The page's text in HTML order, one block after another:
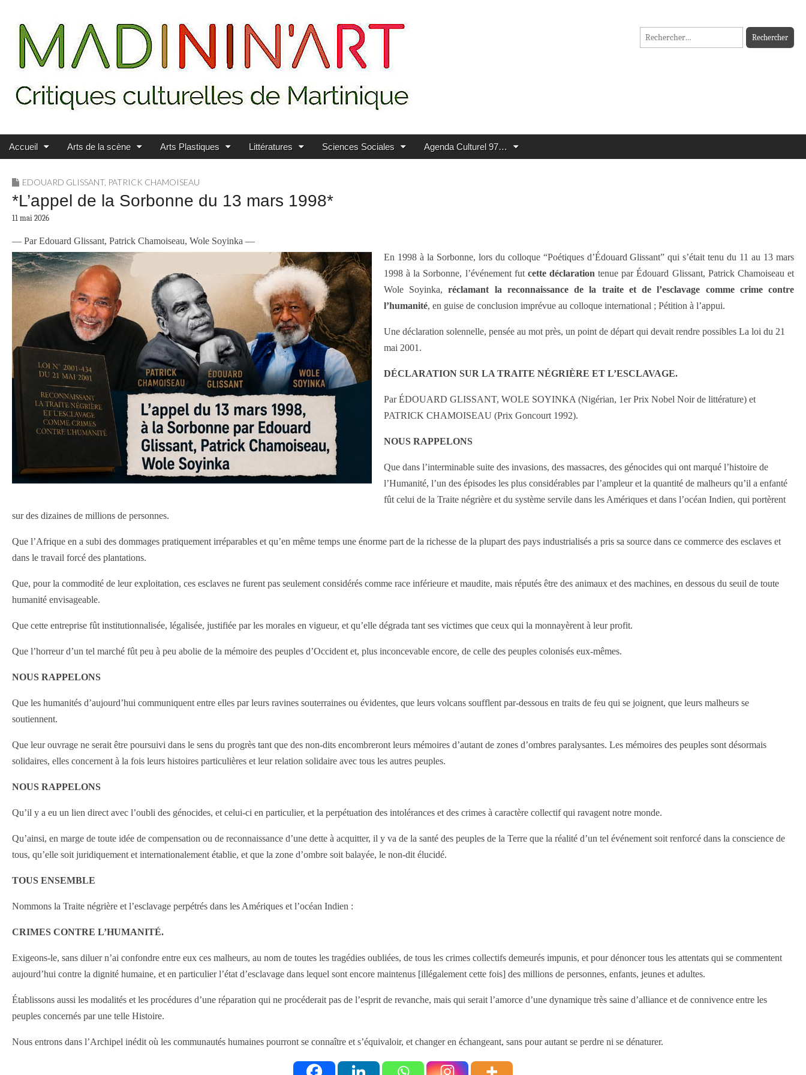
MADININ'ART
Rechercher :
Main menu
Skip to content
Accueil Arts de la scène Arts Plastiques Littératures Sciences Sociales Agenda Culturel 97…
EDOUARD GLISSANT, PATRICK CHAMOISEAU
*L’appel de la Sorbonne du 13 mars 1998*
11 mai 2026
— Par Edouard Glissant, Patrick Chamoiseau, Wole Soyinka —
En 1998 à la Sorbonne, lors du colloque “Poétiques d’Édouard Glissant” qui s’était tenu du 11 au 13 mars
1998 à la Sorbonne, l’événement fut cette déclaration tenue par Édouard Glissant, Patrick Chamoiseau et
Wole Soyinka,réclamant la reconnaissance de la traite et de l’esclavage comme crime contre
l’humanité, en guise de conclusion imprévue au colloque international ; Pétition à l’appui.
Une déclaration solennelle, pensée au mot près, un point de départ qui devait rendre possibles La loi du 21
mai 2001.
DÉCLARATION SUR LA TRAITE NÉGRIÈRE ET L’ESCLAVAGE.
Par ÉDOUARD GLISSANT, WOLE SOYINKA (Nigérian, 1er Prix Nobel Noir de littérature) et
PATRICK CHAMOISEAU (Prix Goncourt 1992).
NOUS RAPPELONS
Que dans l’interminable suite des invasions, des massacres, des génocides qui ont marqué l’histoire de
l’Humanité, l’un des épisodes les plus considérables par l’ampleur et la quantité de malheurs qu’il a enfanté
fût celui de la Traite négrière et du système servile dans les Amériques et dans l’océan Indien, qui portèrent
sur des dizaines de millions de personnes.
Que l’Afrique en a subi des dommages pratiquement irréparables et qu’en même temps une énorme part de la richesse de la plupart des pays industrialisés a pris sa source dans ce commerce des esclaves et
dans le travail forcé des plantations.
Que, pour la commodité de leur exploitation, ces esclaves ne furent pas seulement considérés comme race inférieure et maudite, mais réputés être des animaux et des machines, en dessous du seuil de toute
humanité envisageable.
Que cette entreprise fût institutionnalisée, légalisée, justifiée par les morales en vigueur, et qu’elle dégrada tant ses victimes que ceux qui la monnayèrent à leur profit.
Que l’horreur d’un tel marché fût peu à peu abolie de la mémoire des peuples d’Occident et, plus inconcevable encore, de celle des peuples colonisés eux-mêmes.
NOUS RAPPELONS
Que les humanités d’aujourd’hui communiquent entre elles par leurs ravines souterraines ou évidentes, que leurs volcans soufflent par-dessous en traits de feu qui se joignent, que leurs malheurs se
soutiennent.
Que leur ouvrage ne serait être poursuivi dans le sens du progrès tant que des non-dits encombreront leurs mémoires d’autant de zones d’ombres paralysantes. Les mémoires des peuples sont désormais
solidaires, elles concernent à la fois leurs histoires particulières et leur relation solidaire avec tous les autres peuples.
NOUS RAPPELONS
Qu’il y a eu un lien direct avec l’oubli des génocides, et celui-ci en particulier, et la perpétuation des intolérances et des crimes à caractère collectif qui ravagent notre monde.
Qu’ainsi, en marge de toute idée de compensation ou de reconnaissance d’une dette à acquitter, il y va de la santé des peuples de la Terre que la réalité d’un tel événement soit renforcé dans la conscience de
tous, qu’elle soit juridiquement et internationalement établie, et que la zone d’ombre soit balayée, le non-dit élucidé.
TOUS ENSEMBLE
Nommons la Traite négrière et l’esclavage perpétrés dans les Amériques et l’océan Indien :
CRIMES CONTRE L’HUMANITÉ.
Exigeons-le, sans diluer n’ai confondre entre eux ces malheurs, au nom de toutes les tragédies oubliées, de tous les crimes collectifs demeurés impunis, et pour dénoncer tous les attentats qui se commentent
aujourd’hui contre la dignité humaine, et en particulier l’état d’esclavage dans lequel sont encore maintenus [illégalement cette fois] des millions de personnes, enfants, jeunes et adultes.
Établissons aussi les modalités et les procédures d’une réparation qui ne procéderait pas de l’esprit de revanche, mais qui serait l’amorce d’une dynamique très saine d’alliance et de connivence entre les
peuples concernés par une telle Histoire.
Nous entrons dans l’Archipel inédit où les communautés humaines pourront se connaître et s’équivaloir, et changer en échangeant, sans pour autant se perdre ni se dénaturer.